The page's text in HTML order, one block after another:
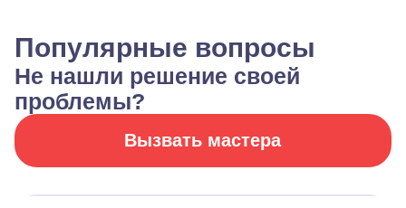
Популярные вопросы
Не нашли решение своей
проблемы?
Вызвать мастера